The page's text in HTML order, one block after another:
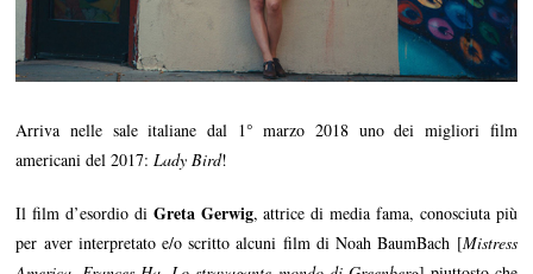
Arriva nelle sale italiane dal 1° marzo 2018 uno dei migliori film
americani del 2017:Lady Bird!
Il film d’esordio di Greta Gerwig, attrice di media fama, conosciuta più
per aver interpretato e/o scritto alcuni film di Noah BaumBach [Mistress